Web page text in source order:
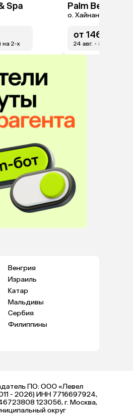
Spa
на 2-x
Palm Beach
о. Хайнань, Китай
от 146 226 ₽
24 авг. - 31 авг., 7
Венгрия
Израиль
Катар
Мальдивы
Сербия
Филиппины
ПО: ООО «Левел
- 2026) ИНН 7716697924,
123056, г. Москва,
округ